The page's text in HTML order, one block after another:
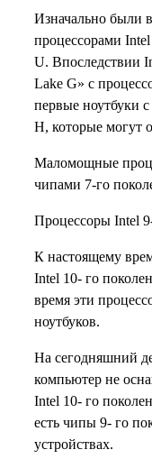
Изначально были
процессорами
U. Впоследствии
Lake G» с
первые ноутбуки
H, которые могут
Маломощные
чипами 7-го
Процессоры Intel
К настоящему
Intel 10- го
время эти
ноутбуков.
На сегодняшний
компьютер не
Intel 10- го
есть чипы 9- го
устройствах.